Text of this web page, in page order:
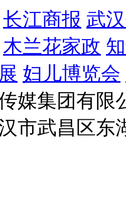
长江商报 武
木兰花家政
妇儿博览会
媒集团有限
市武昌区东